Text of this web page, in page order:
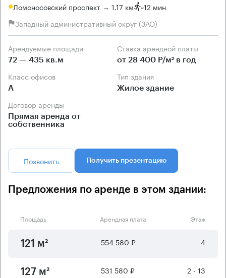
Ломоносовский проспект → 1.17 км ~12 мин
Западный административный округ (ЗАО)
Арендуемые площади
72 — 435 кв.м
Ставка арендной платы
от 28 400 Р/м² в год
Класс офисов
А
Тип здания
Жилое здание
Договор аренды
Прямая аренда от
собственника
Позвонить Получить презентацию
Предложения по аренде в этом здании:
Площадь Арендная плата Этаж
121 м² 554 580 ₽ 4
127 м² 531 580 ₽ 2 - 13